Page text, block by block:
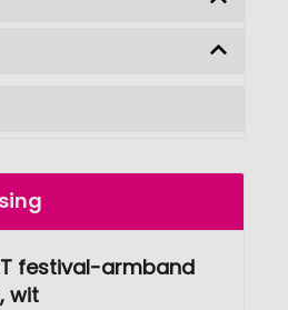
festival-armband
wit